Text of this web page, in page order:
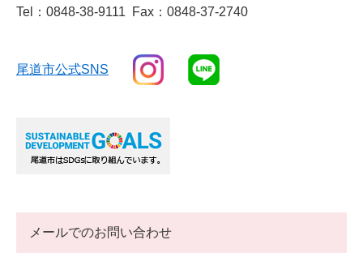
Tel：0848-38-9111
Fax：0848-37-2740
尾道市公式SNS
メールでのお問い合わせ